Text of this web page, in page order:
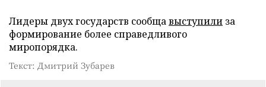
Лидеры двух государств сообщавыступили за
формирование более справедливого
миропорядка.
Текст: Дмитрий Зубарев